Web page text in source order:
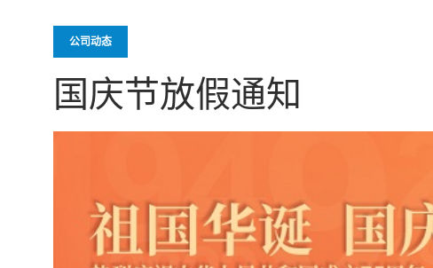
公司动态
国庆节放假通知